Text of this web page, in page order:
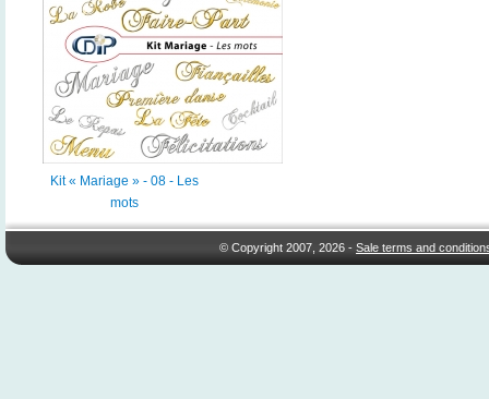
Kit « Mariage » - 08 - Les
mots
© Copyright 2007, 2026 -Sale terms and